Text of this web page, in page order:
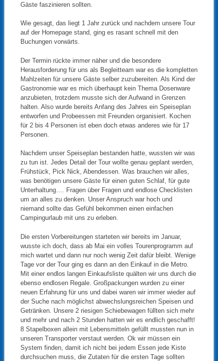
Gäste faszinieren sollten.
Wie gesagt, das liegt 1 Jahr zurück und nachdem unsere Tour
auf der Homepage stand, ging es rasant schnell mit den
Buchungen vorwärts.
Der Termin rückte immer näher und die besondere
Herausforderung für uns als Begleitteam war es die kompletten
Mahlzeiten für unsere Gäste selber zuzubereiten. Als Kind der
Gastronomie war es mich überhaupt kein Thema Dosenware
anzubieten, trotzdem musste sich der Aufwand in Grenzen
halten. Also wurde bereits Anfang des Jahres ein Speiseplan
entworfen und Probeessen mit Freunden organisiert. Kochen
für 2 bis 4 Personen ist eben doch etwas anderes wie für 17
Personen.
Nachdem unser Speiseplan bestanden hatte, wussten wir was
zu tun ist. Jedes Detail der Tour wollte genau geplant werden,
Frühstück, Pick Nick, Abendessen. Was brauchen wir alles,
was benötigen unsere Gäste für einen guten Schlaf, für gute
Unterhaltung…. Fragen über Fragen und endlose Checklisten
um an alles zu denken. Unser Anspruch war hoch und
niemand sollte das Gefühl bekommen einen einfachen
Campingurlaub mit uns zu erleben.
Die ersten Vorbereitungen starteten wir bereits im Januar,
wusste ich doch, dass ab Mai ein volles Tourenprogramm auf
mich wartet und dann nur noch wenig Zeit dafür bleibt. Wenige
Tage vor der Tour ging es dann an den Einkauf in die Metro.
Mit einer endlos langen Einkaufsliste quälten wir uns durch die
ebenso endlosen Regale. Großpackungen wurden zu einer
neuen Erfahrung für uns und dabei waren wir immer wieder auf
der Suche nach möglichst abwechslungsreichen Speisen und
Getränken. Unsere 2 riesigen Schiebewagen füllten sich mehr
und mehr und nach 2 Stunden hatten wir es endlich geschafft!
8 Stapelboxen allein mit Lebensmitteln gefüllt mussten nun in
unseren Transporter verstaut werden. Ok wir müssen ein
System finden, damit ich nicht bei jedem Essen jede Kiste
durchsuchen muss, die Zutaten für die ersten Tage sollten